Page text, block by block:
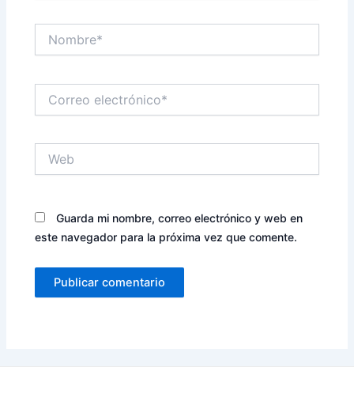
electrónico*
Guarda mi nombre, correo electrónico y web en
este navegador para la próxima vez que comente.